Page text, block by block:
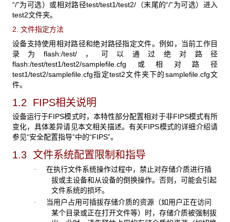
“/”为可选）或相对路径test/test1/test2/（末尾的“/”为可选）进入
test2文件夹。
2. 文件指定方法
设备支持使用相对路径和绝对路径指定文件。例如，当前工作目
录为flash:/test/，可以通过绝对路径
flash:/test/test1/test2/samplefile.cfg或相对路径
test1/test2/samplefile.cfg指定test2文件夹下的samplefile.cfg文
件。
1.2 FIPS相关说明
设备运行于FIPS模式时，本特性部分配置相对于非FIPS模式有所
变化，具体差异请见本文相关描述。有关FIPS模式的详细介绍请
参见“安全配置指导”中的“FIPS”。
1.3 文件系统配置限制和指导
· 在执行文件系统操作过程中，禁止对存储介质进行插
拔或主设备和从设备的倒换操作。否则，可能会引起
文件系统的损坏。
· 当用户占用可插拔存储介质的资源（如用户正在访问
某个目录或正在打开文件等）时，存储介质被强制拔